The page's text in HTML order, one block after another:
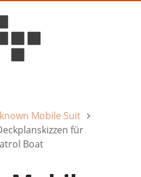
Mobile Suit
für
Boat